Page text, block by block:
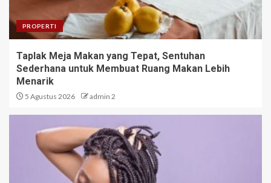
PROPERTI
Taplak Meja Makan yang Tepat, Sentuhan
Sederhana untuk Membuat Ruang Makan Lebih
Menarik
5 Agustus 2026 admin 2